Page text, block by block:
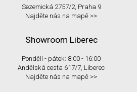
Sezemická 2757/2, Praha 9
Najděte nás na mapě >>
Showroom Liberec
Pondělí - pátek: 8:00 - 16:00
Andělská cesta 617/7, Liberec
Najděte nás na mapě >>